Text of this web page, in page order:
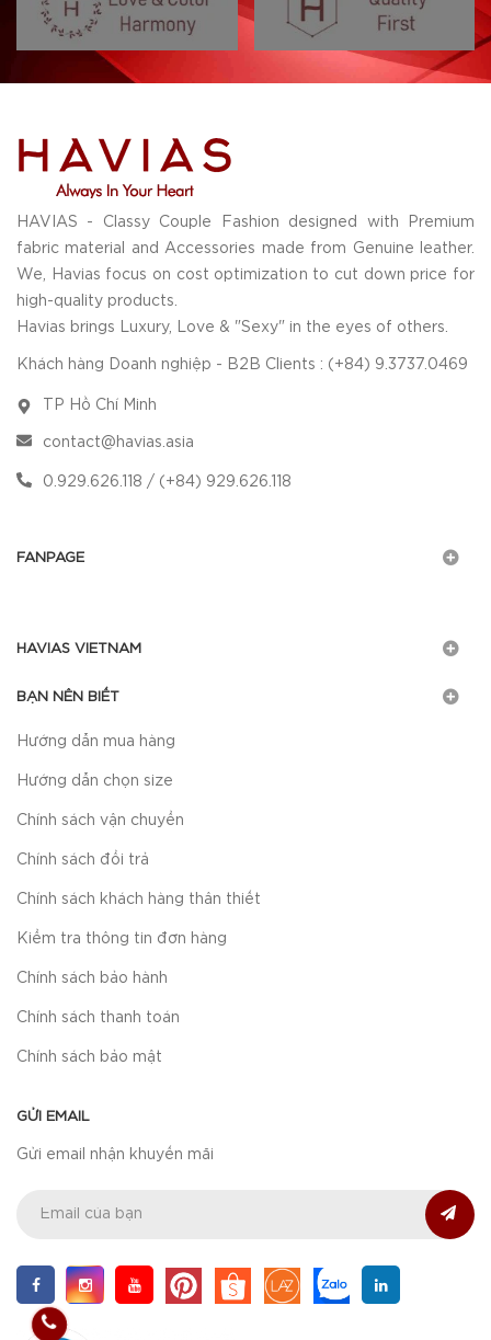
HAVIAS - Classy Couple Fashion designed with Premium
fabric material and Accessories made from Genuine leather.
We, Havias focus on cost optimization to cut down price for
high-quality products.
Havias brings Luxury, Love & "Sexy" in the eyes of others.
Khách hàng Doanh nghiệp - B2B Clients : (+84) 9.3737.0469
TP Hồ Chí Minh
contact@havias.asia
0.929.626.118 / (+84) 929.626.118
FANPAGE
HAVIAS VIETNAM
BẠN NÊN BIẾT
Hướng dẫn mua hàng
Hướng dẫn chọn size
Chính sách vận chuyển
Chính sách đổi trả
Chính sách khách hàng thân thiết
Kiểm tra thông tin đơn hàng
Chính sách bảo hành
Chính sách thanh toán
Chính sách bảo mật
GỬI EMAIL
Gửi email nhận khuyến mãi